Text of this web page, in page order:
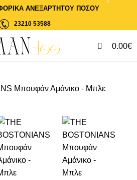
ΑΝΕΞΑΡΤΗΤΟΥ ΠΟΣΟΥ
23210 53588
0
0.00€